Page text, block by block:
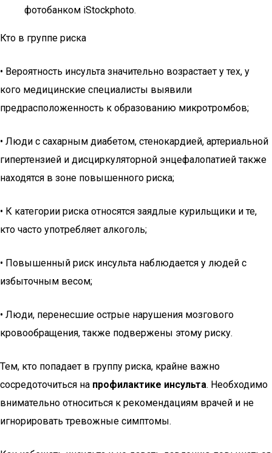
фотобанком iStockphoto.
Кто в группе риска
• Вероятность инсульта значительно возрастает у тех, у
кого медицинские специалисты выявили
предрасположенность к образованию микротромбов;
• Люди с сахарным диабетом, стенокардией, артериальной
гипертензией и дисциркуляторной энцефалопатией также
находятся в зоне повышенного риска;
• К категории риска относятся заядлые курильщики и те,
кто часто употребляет алкоголь;
• Повышенный риск инсульта наблюдается у людей с
избыточным весом;
• Люди, перенесшие острые нарушения мозгового
кровообращения, также подвержены этому риску.
Тем, кто попадает в группу риска, крайне важно
сосредоточиться на профилактике инсульта. Необходимо
внимательно относиться к рекомендациям врачей и не
игнорировать тревожные симптомы.